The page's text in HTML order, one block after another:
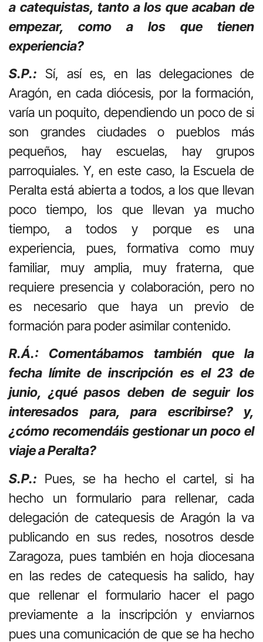
a catequistas, tanto a los que acaban de
empezar, como a los que tienen
experiencia?
S.P.: Sí, así es, en las delegaciones de
Aragón, en cada diócesis, por la formación,
varía un poquito, dependiendo un poco de si
son grandes ciudades o pueblos más
pequeños, hay escuelas, hay grupos
parroquiales. Y, en este caso, la Escuela de
Peralta está abierta a todos, a los que llevan
poco tiempo, los que llevan ya mucho
tiempo, a todos y porque es una
experiencia, pues, formativa como muy
familiar, muy amplia, muy fraterna, que
requiere presencia y colaboración, pero no
es necesario que haya un previo de
formación para poder asimilar contenido.
R.Á.: Comentábamos también que la
fecha límite de inscripción es el 23 de
junio, ¿qué pasos deben de seguir los
interesados para, para escribirse? y,
¿cómo recomendáis gestionar un poco el
viaje a Peralta?
S.P.: Pues, se ha hecho el cartel, si ha
hecho un formulario para rellenar, cada
delegación de catequesis de Aragón la va
publicando en sus redes, nosotros desde
Zaragoza, pues también en hoja diocesana
en las redes de catequesis ha salido, hay
que rellenar el formulario hacer el pago
previamente a la inscripción y enviarnos
pues una comunicación de que se ha hecho